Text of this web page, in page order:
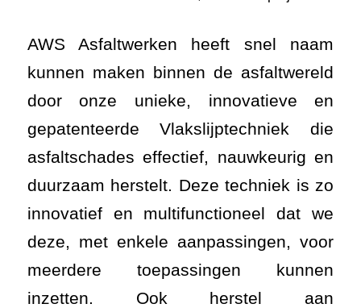
AWS Asfaltwerken heeft snel naam
kunnen maken binnen de asfaltwereld
door onze unieke, innovatieve en
gepatenteerde Vlakslijptechniek die
asfaltschades effectief, nauwkeurig en
duurzaam herstelt. Deze techniek is zo
innovatief en multifunctioneel dat we
deze, met enkele aanpassingen, voor
meerdere toepassingen kunnen
inzetten. Ook herstel aan